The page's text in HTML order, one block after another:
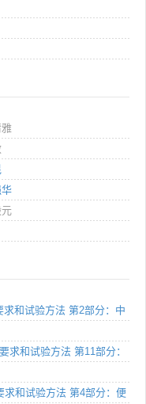
华
和试验方法 第2部分：中
求和试验方法 第11部分：
和试验方法 第4部分：便